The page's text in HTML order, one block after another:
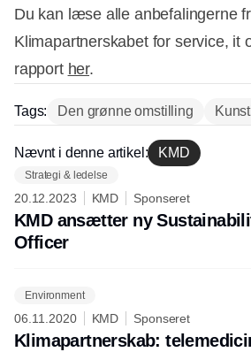
Du kan læse alle anbefalingerne
Klimapartnerskabet for service, it
rapport her.
Tags: Den grønne omstilling
Nævnt i denne artikel: KMD
Strategi & ledelse
20.12.2023 KMD Sponseret
KMD ansætter ny
Officer
Environment
06.11.2020 KMD Sponseret
Klimapartnerskab: